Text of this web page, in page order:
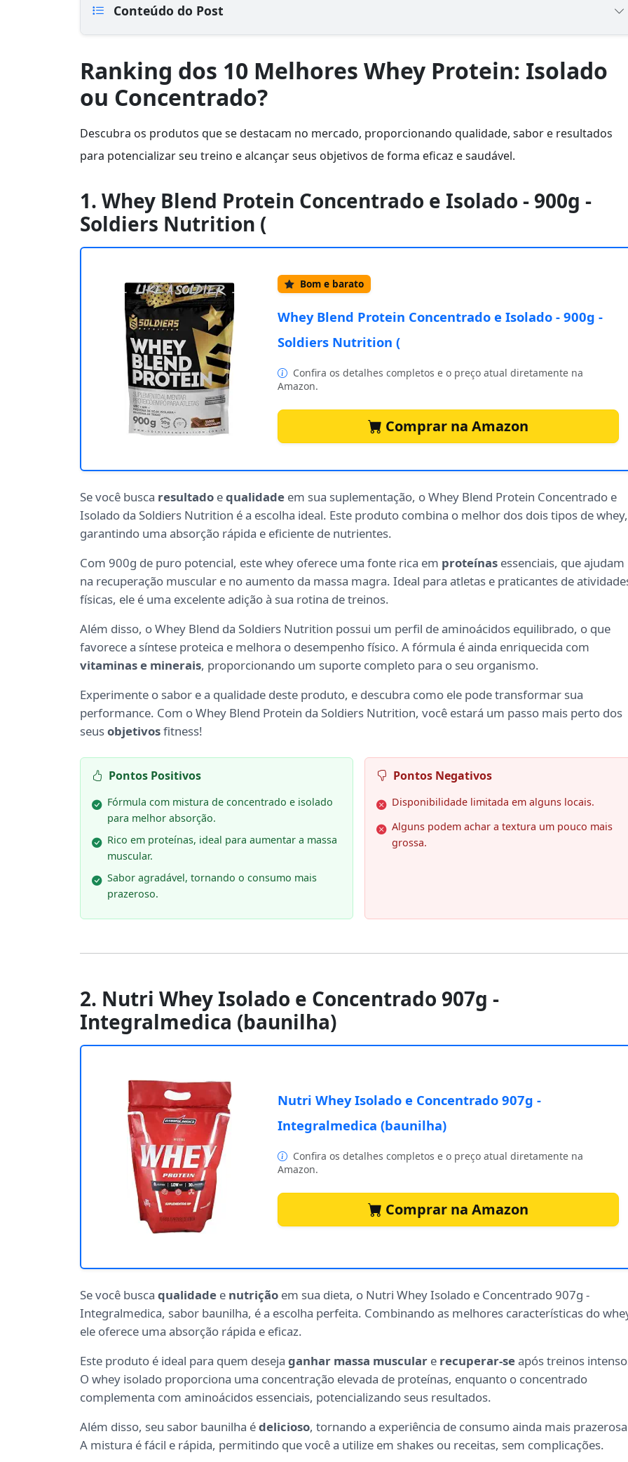
Conteúdo do Post
Ranking dos 10 Melhores Whey Protein: Isolado
ou Concentrado?
Descubra os produtos que se destacam no mercado, proporcionando qualidade, sabor e resultados
para potencializar seu treino e alcançar seus objetivos de forma eficaz e saudável.
1. Whey Blend Protein Concentrado e Isolado - 900g -
Soldiers Nutrition (
Bom e barato
Whey Blend Protein Concentrado e Isolado - 900g -
Soldiers Nutrition (
Confira os detalhes completos e o preço atual diretamente na
Amazon.
Comprar na Amazon
Se você busca resultado equalidade em sua suplementação, o Whey Blend Protein Concentrado e
Isolado da Soldiers Nutrition é a escolha ideal. Este produto combina o melhor dos dois tipos de whey,
garantindo uma absorção rápida e eficiente de nutrientes.
Com 900g de puro potencial, este whey oferece uma fonte rica em proteínas essenciais, que ajudam
na recuperação muscular e no aumento da massa magra. Ideal para atletas e praticantes de
físicas, ele é uma excelente adição à sua rotina de treinos.
Além disso, o Whey Blend da Soldiers Nutrition possui um perfil de aminoácidos equilibrado, o que
favorece a síntese proteica e melhora o desempenho físico. A fórmula é ainda enriquecida com
vitaminas e minerais, proporcionando um suporte completo para o seu organismo.
Experimente o sabor e a qualidade deste produto, e descubra como ele pode transformar sua
performance. Com o Whey Blend Protein da Soldiers Nutrition, você estará um passo mais perto dos
seusobjetivosfitness!
Pontos Positivos
Fórmula com mistura de concentrado e isolado
para melhor absorção.
Rico em proteínas, ideal para aumentar a massa
muscular.
Sabor agradável, tornando o consumo mais
prazeroso.
Pontos Negativos
Disponibilidade limitada em alguns locais.
Alguns podem achar a textura um pouco mais
grossa.
2. Nutri Whey Isolado e Concentrado 907g -
Integralmedica (baunilha)
Nutri Whey Isolado e Concentrado 907g -
Integralmedica (baunilha)
Confira os detalhes completos e o preço atual diretamente na
Amazon.
Comprar na Amazon
Se você busca qualidade e nutrição em sua dieta, o Nutri Whey Isolado e Concentrado 907g -
Integralmedica, sabor baunilha, é a escolha perfeita. Combinando as melhores características do
ele oferece uma absorção rápida e eficaz.
Este produto é ideal para quem deseja ganhar massa muscular e recuperar-seapós treinos
O whey isolado proporciona uma concentração elevada de proteínas, enquanto o concentrado
complementa com aminoácidos essenciais, potencializando seus resultados.
Além disso, seu sabor baunilha édelicioso, tornando a experiência de consumo ainda mais
A mistura é fácil e rápida, permitindo que você a utilize em shakes ou receitas, sem complicações.